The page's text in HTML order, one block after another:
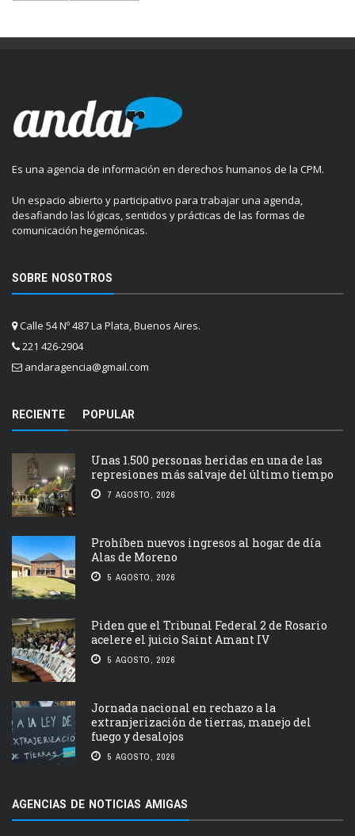
Es una agencia de información en derechos humanos de la CPM.
Un espacio abierto y participativo para trabajar una agenda,
desafiando las lógicas, sentidos y prácticas de las formas de
comunicación hegemónicas.
SOBRE NOSOTROS
Calle 54 Nº 487 La Plata, Buenos Aires.
221 426-2904
andaragencia@gmail.com
RECIENTE POPULAR
Unas 1.500 personas heridas en una de las
represiones más salvaje del último tiempo
7 AGOSTO, 2026
Prohíben nuevos ingresos al hogar de día
Alas de Moreno
5 AGOSTO, 2026
Piden que el Tribunal Federal 2 de Rosario
acelere el juicio Saint Amant IV
5 AGOSTO, 2026
Jornada nacional en rechazo a la
extranjerización de tierras, manejo del
fuego y desalojos
5 AGOSTO, 2026
AGENCIAS DE NOTICIAS AMIGAS